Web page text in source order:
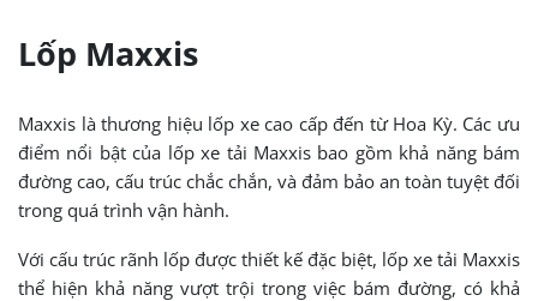
Lốp Maxxis
Maxxis là thương hiệu lốp xe cao cấp đến từ Hoa Kỳ. Các ưu
điểm nổi bật của lốp xe tải Maxxis bao gồm khả năng bám
đường cao, cấu trúc chắc chắn, và đảm bảo an toàn tuyệt đối
trong quá trình vận hành.
Với cấu trúc rãnh lốp được thiết kế đặc biệt, lốp xe tải Maxxis
thể hiện khả năng vượt trội trong việc bám đường, có khả